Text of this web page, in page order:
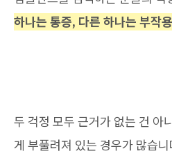
하나는 통증, 다른 하나는 부작용
두 걱정 모두 근거가 없는 건 아
게 부풀려져 있는 경우가 많습니